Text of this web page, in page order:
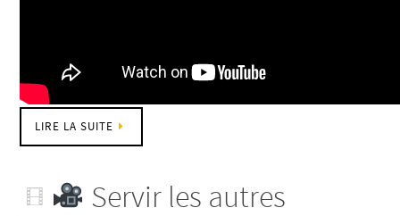
LIRE LA SUITE
Servir les autres